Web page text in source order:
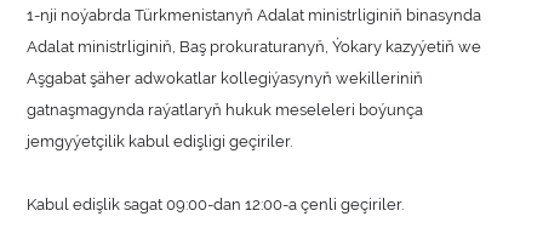
1-nji noýabrda Türkmenistanyň Adalat ministrliginiň binasynda
Adalat ministrliginiň, Baş prokuraturanyň, Ýokary kazyýetiň we
Aşgabat şäher adwokatlar kollegiýasynyň wekilleriniň
gatnaşmagynda raýatlaryň hukuk meseleleri boýunça
jemgyýetçilik kabul edişligi geçiriler.
Kabul edişlik sagat 09:00-dan 12:00-a çenli geçiriler.